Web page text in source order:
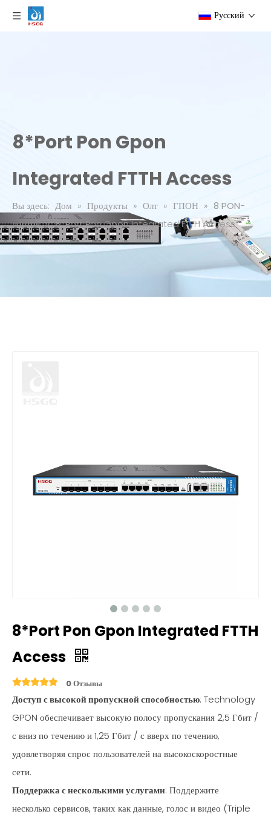
Pусский
8*Port Pon Gpon
Integrated FTTH Access
Вы здесь: Дом » Продукты » Олт » ГПОН » 8 PON-
портов » 8*Port Pon Gpon Integrated FTTH Access
8*Port Pon Gpon Integrated FTTH
Access
0 Отзывы
Доступ с высокой пропускной способностью: Technology
GPON обеспечивает высокую полосу пропускания 2,5 Гбит /
с вниз по течению и 1,25 Гбит / с вверх по течению,
удовлетворяя спрос пользователей на высокоскоростные
сети.
Поддержка с несколькими услугами: Поддержите
несколько сервисов, таких как данные, голос и видео (Triple